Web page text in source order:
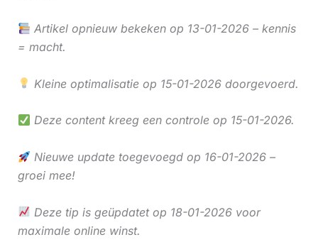
Artikel opnieuw bekeken op 13-01-2026 – kennis
= macht.
Kleine optimalisatie op 15-01-2026 doorgevoerd.
Deze content kreeg een controle op 15-01-2026.
Nieuwe update toegevoegd op 16-01-2026 –
groei mee!
Deze tip is geüpdatet op 18-01-2026 voor
maximale online winst.